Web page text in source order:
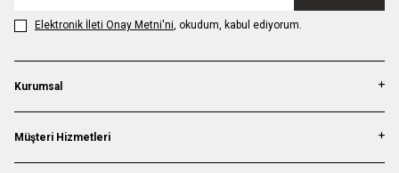
Elektronik İleti Onay Metni'ni, okudum, kabul ediyorum.
Kurumsal
Müşteri Hizmetleri